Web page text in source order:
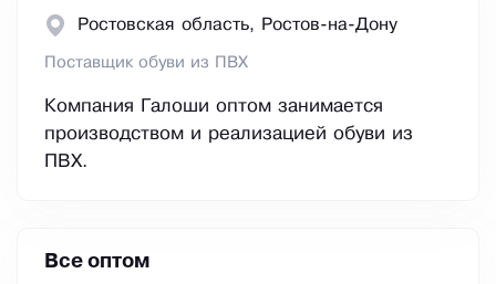
Ростовская область, Ростов-на-Дону
Поставщик обуви из ПВХ
Компания Галоши оптом занимается
производством и реализацией обуви из
ПВХ.
Все оптом